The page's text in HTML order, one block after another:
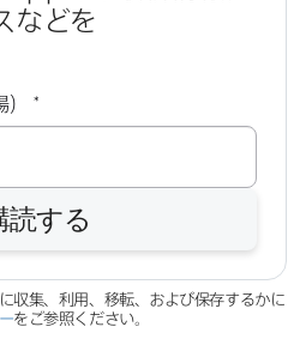
などを​
*必
須
読する
収集、​利用、​移転、​および​保存するかに​
を​ご参照ください。